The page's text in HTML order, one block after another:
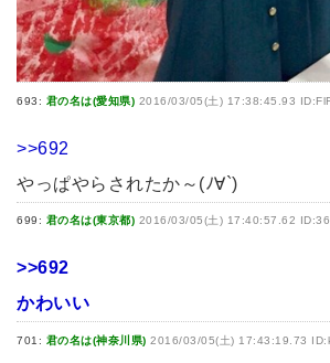
693: 君の名は(愛知県) 2016/03/05(土) 17:38:45.93
>>692
やっぱやらされたか～(ﾉ∀`)
699: 君の名は(東京都) 2016/03/05(土) 17:40:57.62
>>692
かわいい
701: 君の名は(神奈川県) 2016/03/05(土) 17:43:19.73